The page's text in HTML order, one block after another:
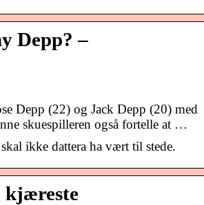
Depp? –
Depp (22) og Jack Depp (20) med
skuespilleren også fortelle at …
ikke dattera ha vært til stede.
kjæreste